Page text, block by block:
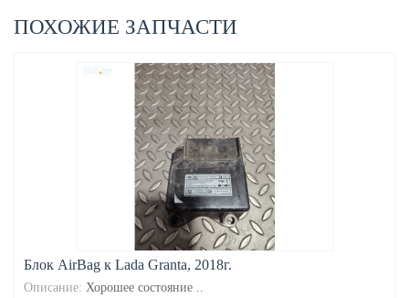
ПОХОЖИЕ ЗАПЧАСТИ
Блок AirBag к Lada Granta, 2018г.
Описание: Хорошее состояние ..